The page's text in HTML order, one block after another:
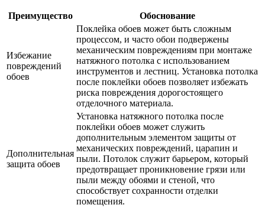
Преимущество Обоснование
Избежание
повреждений
обоев
Поклейка обоев может быть сложным
процессом, и часто обои подвержены
механическим повреждениям при монтаже
натяжного потолка с использованием
инструментов и лестниц. Установка потолка
после поклейки обоев позволяет избежать
риска повреждения дорогостоящего
отделочного материала.
Дополнительная
защита обоев
Установка натяжного потолка после
поклейки обоев может служить
дополнительным элементом защиты от
механических повреждений, царапин и
пыли. Потолок служит барьером, который
предотвращает проникновение грязи или
пыли между обоями и стеной, что
способствует сохранности отделки
помещения.